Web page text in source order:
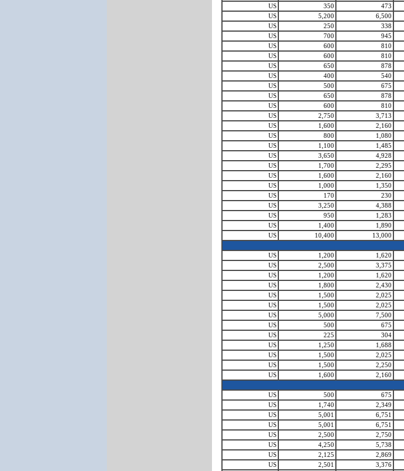
473
350
US
6,500
5,200
US
338
250
US
945
700
US
810
600
US
810
600
US
878
650
US
540
400
US
675
500
US
878
650
US
810
600
US
3,713
2,750
US
2,160
1,600
US
1,080
800
US
1,485
1,100
US
4,928
3,650
US
2,295
1,700
US
2,160
1,600
US
1,350
1,000
US
230
170
US
4,388
3,250
US
1,283
950
US
1,890
1,400
US
13,000
10,400
US
1,620
1,200
US
3,375
2,500
US
1,620
1,200
US
2,430
1,800
US
2,025
1,500
US
2,025
1,500
US
7,500
5,000
US
675
500
US
304
225
US
1,688
1,250
US
2,025
1,500
US
2,250
1,500
US
2,160
1,600
US
675
500
US
2,349
1,740
US
6,751
5,001
US
6,751
5,001
US
2,750
2,500
US
5,738
4,250
US
2,869
2,125
US
3,376
2,501
US